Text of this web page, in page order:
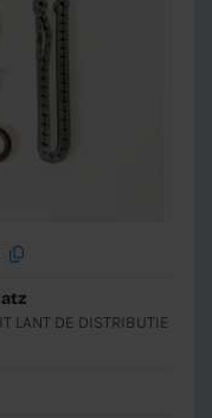
LANT DE DISTRIBUTIE